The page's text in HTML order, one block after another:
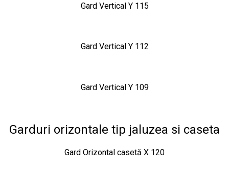
Gard Vertical Y 115
Gard Vertical Y 112
Gard Vertical Y 109
Garduri orizontale tip jaluzea si caseta
Gard Orizontal casetă X 120